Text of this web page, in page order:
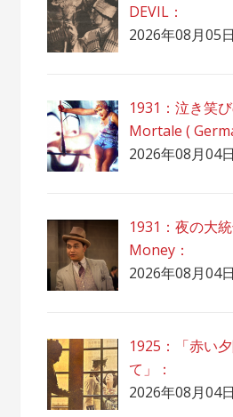
DEVIL：
2026年08月05日
1931：泣き笑
Mortale (
2026年08月04日
1931：夜の大
Money：
2026年08月04日
1925：「赤い
て」：
2026年08月04日